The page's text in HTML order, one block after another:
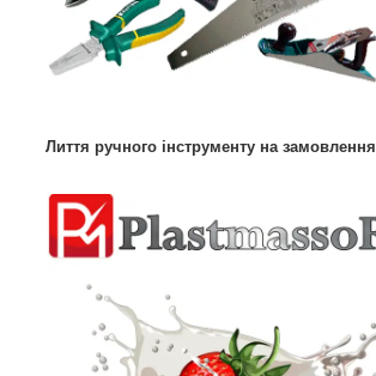
Лиття ручного інструменту на замовлення